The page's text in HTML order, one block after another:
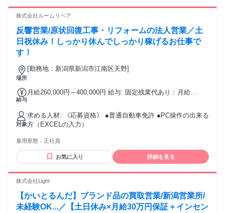
株式会社ルームリペア
反響営業/原状回復工事・リフォームの法人営業／土
日祝休み！しっかり休んでしっかり稼げるお仕事で
す！
場所
[勤務地：新潟県新潟市江南区天野]
給与
月給260,000円～400,000円 給与: 固定残業代あり：月給
￥32,700〜￥50,300（20時間相当分）を含む。20時間を超え
る残業代は追加で支給する。 《想定年収》364万～560万円 ・
対象
求める人材: 《応募資格》 ●普通自動車免許 ●PC操作の出来る
方（EXCELの入力）
雇用形態： 正社員
お気に入り 詳細を見る
株式会社Light
【かいとるんだ】ブランド品の買取営業/新潟営業所/
未経験OK...／【土日休み×月給30万円保証＋インセン